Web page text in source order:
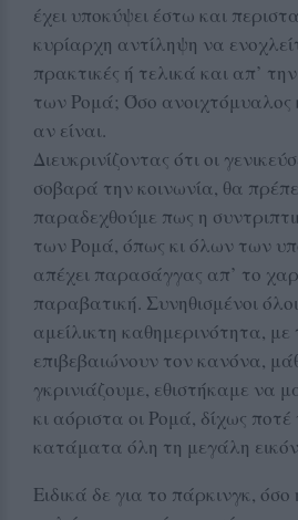
έχει υποκύψει έστω και
κυρίαρχη αντίληψη να
πρακτικές ή τελικά και απ’
των Ρομά; Όσο ανοιχτόμυαλος
αν είναι.
Διευκρινίζοντας ότι οι
σοβαρά την κοινωνία, θα
παραδεχθούμε πως η
των Ρομά, όπως κι όλων των
απέχει παρασάγγας απ’ το
παραβατική. Συνηθισμένοι
αμείλικτη καθημερινότητα, με
επιβεβαιώνουν τον κανόνα,
γκρινιάζουμε, εθιστήκαμε να
κι αόριστα οι Ρομά, δίχως
κατάματα όλη τη μεγάλη
Ειδικά δε για το πάρκινγκ,